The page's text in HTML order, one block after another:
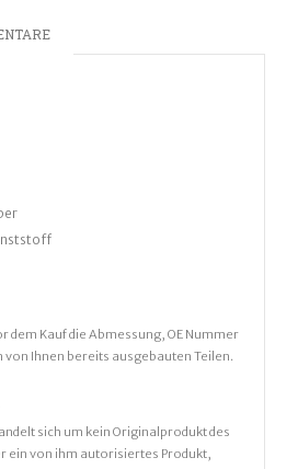
dem Kauf die Abmessung, OE Nummer
von Ihnen bereits ausgebauten Teilen.
sich um kein Originalprodukt des
ein von ihm autorisiertes Produkt,